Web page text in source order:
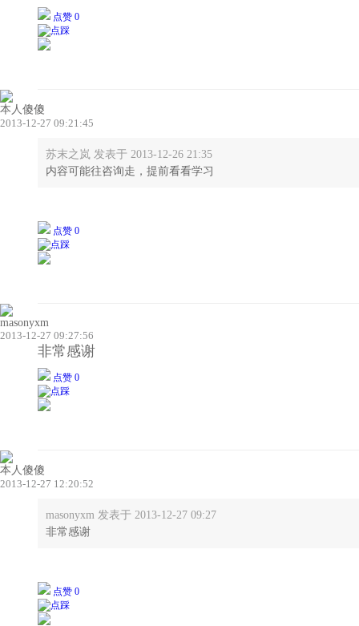
点赞 0
本人傻傻
2013-12-27 09:21:45
苏末之岚 发表于 2013-12-26 21:35
内容可能往咨询走，提前看看学习
点赞 0
masonyxm
2013-12-27 09:27:56
非常感谢
点赞 0
本人傻傻
2013-12-27 12:20:52
masonyxm 发表于 2013-12-27 09:27
非常感谢
点赞 0